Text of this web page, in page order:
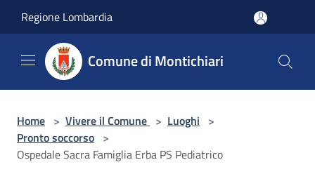
Regione Lombardia
Comune di Montichiari
Home > Vivere il Comune > Luoghi >
Pronto soccorso >
Ospedale Sacra Famiglia Erba PS Pediatrico